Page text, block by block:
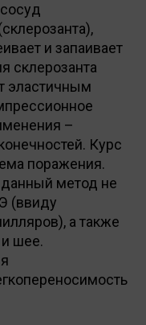
и запаивает
склерозанта
эластичным
–
Курс
поражения.
данный метод не
(ввиду
а также
и шее.